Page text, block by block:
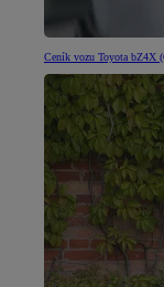
Ceník vozu Toyota bZ4X